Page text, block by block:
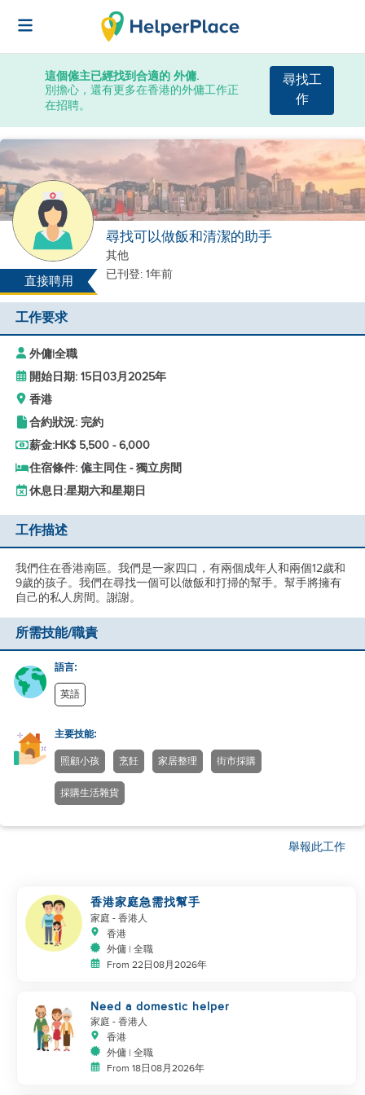
這個僱主已經找到合適的 外傭.
別擔心，還有更多在香港的外傭工作正
在招聘。
尋找工
作
直接聘用
尋找可以做飯和清潔的助手
其他
已刊登: 1年前
工作要求
外傭|全職
開始日期: 15日03月2025年
香港
合約狀況: 完約
薪金:HK$ 5,500 - 6,000
住宿條件: 僱主同住 - 獨立房間
休息日:星期六和星期日
工作描述
我們住在香港南區。我們是一家四口，有兩個成年人和兩個12歲和
9歲的孩子。我們在尋找一個可以做飯和打掃的幫手。幫手將擁有
自己的私人房間。謝謝。
所需技能/職責
語言:
英語
主要技能:
照顧小孩 烹飪 家居整理 街市採購
採購生活雜貨
舉報此工作
香港家庭急需找幫手
家庭 - 香港人
香港
外傭 | 全職
From 22日08月2026年
Need a domestic helper
家庭 - 香港人
香港
外傭 | 全職
From 18日08月2026年